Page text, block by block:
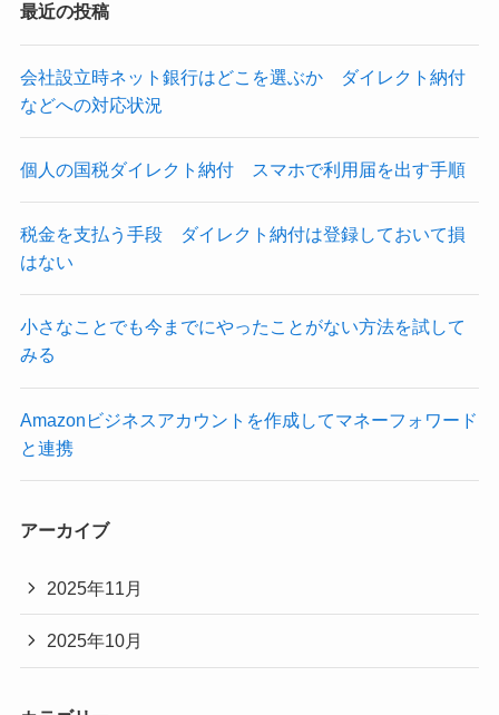
最近の投稿
会社設立時ネット銀行はどこを選ぶか ダイレクト納付
などへの対応状況
個人の国税ダイレクト納付 スマホで利用届を出す手順
税金を支払う手段 ダイレクト納付は登録しておいて損
はない
小さなことでも今までにやったことがない方法を試して
みる
Amazonビジネスアカウントを作成してマネーフォワード
と連携
アーカイブ
2025年11月
2025年10月